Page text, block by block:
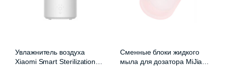
Увлажнитель воздуха
Xiaomi Smart Sterilization
Сменные блоки жидкого
мыла для дозатора MiJia